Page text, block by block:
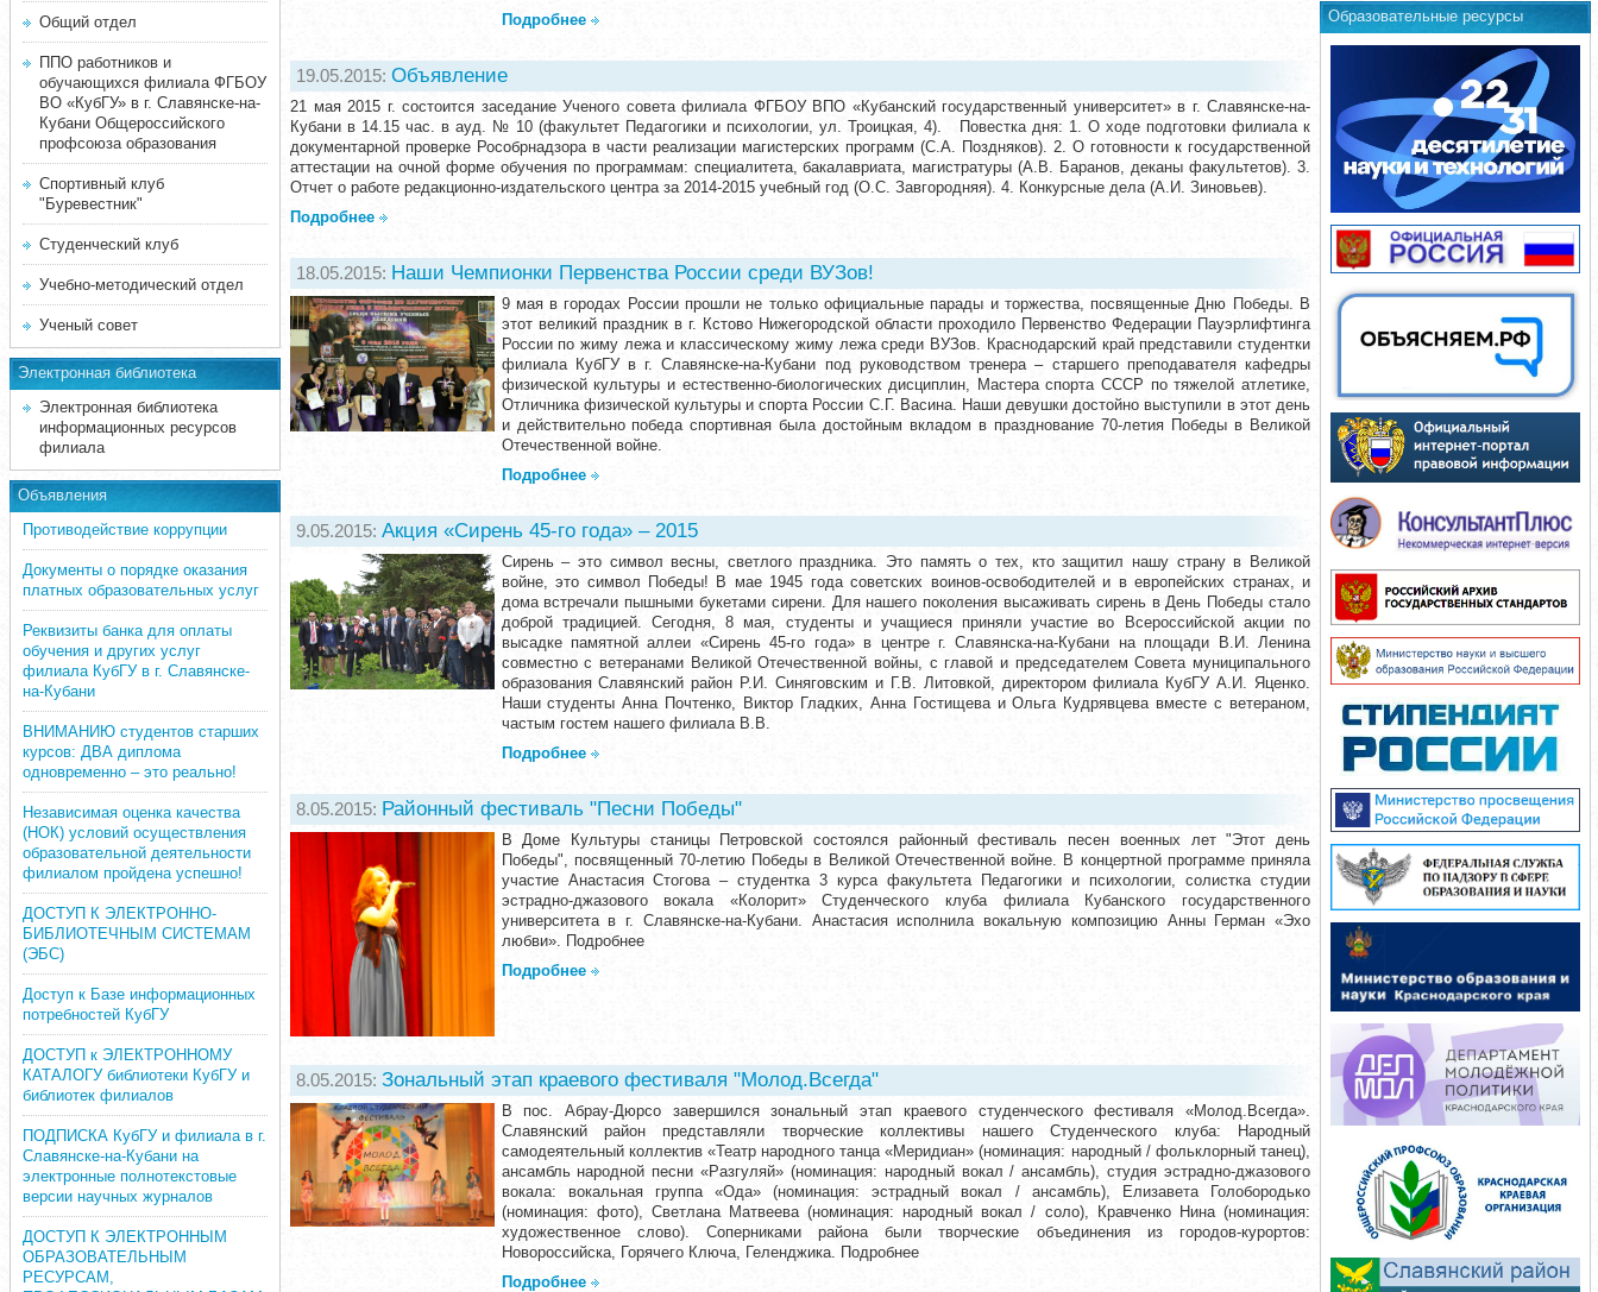
Общий отдел
ППО работников и
обучающихся филиала ФГБОУ
ВО «КубГУ» в г. Славянске-на-
Кубани Общероссийского
профсоюза образования
Спортивный клуб
"Буревестник"
Студенческий клуб
Учебно-методический отдел
Ученый совет
Электронная библиотека
Электронная библиотека
информационных ресурсов
филиала
Объявления
Противодействие коррупции
Документы о порядке оказания
платных образовательных услуг
Реквизиты банка для оплаты
обучения и других услуг
филиала КубГУ в г. Славянске-
на-Кубани
ВНИМАНИЮ студентов старших
курсов: ДВА диплома
одновременно – это реально!
Независимая оценка качества
(НОК) условий осуществления
образовательной деятельности
филиалом пройдена успешно!
ДОСТУП К ЭЛЕКТРОННО-
БИБЛИОТЕЧНЫМ СИСТЕМАМ
(ЭБС)
Доступ к Базе информационных
потребностей КубГУ
ДОСТУП к ЭЛЕКТРОННОМУ
КАТАЛОГУ библиотеки КубГУ и
библиотек филиалов
ПОДПИСКА КубГУ и филиала в г.
Славянске-на-Кубани на
электронные полнотекстовые
версии научных журналов
ДОСТУП К ЭЛЕКТРОННЫМ
ОБРАЗОВАТЕЛЬНЫМ
РЕСУРСАМ,
Подробнее
19.05.2015: Объявление
21 мая 2015 г. состоится заседание Ученого совета филиала ФГБОУ ВПО «Кубанский государственный университет» в г. Славянске-на-
Кубани в 14.15 час. в ауд. № 10 (факультет Педагогики и психологии, ул. Троицкая, 4). Повестка дня: 1. О ходе подготовки филиала к
документарной проверке Рособрнадзора в части реализации магистерских программ (С.А. Поздняков). 2. О готовности к государственной
аттестации на очной форме обучения по программам: специалитета, бакалавриата, магистратуры (А.В. Баранов, деканы факультетов). 3.
Отчет о работе редакционно-издательского центра за 2014-2015 учебный год (О.С. Завгородняя). 4. Конкурсные дела (А.И. Зиновьев).
Подробнее
18.05.2015: Наши Чемпионки Первенства России среди ВУЗов!
9 мая в городах России прошли не только официальные парады и торжества, посвященные Дню Победы. В
этот великий праздник в г. Кстово Нижегородской области проходило Первенство Федерации Пауэрлифтинга
России по жиму лежа и классическому жиму лежа среди ВУЗов. Краснодарский край представили студентки
филиала КубГУ в г. Славянске-на-Кубани под руководством тренера – старшего преподавателя кафедры
физической культуры и естественно-биологических дисциплин, Мастера спорта СССР по тяжелой атлетике,
Отличника физической культуры и спорта России С.Г. Васина. Наши девушки достойно выступили в этот день
и действительно победа спортивная была достойным вкладом в празднование 70-летия Победы в Великой
Отечественной войне.
Подробнее
9.05.2015: Акция «Сирень 45-го года» – 2015
Сирень – это символ весны, светлого праздника. Это память о тех, кто защитил нашу страну в Великой
войне, это символ Победы! В мае 1945 года советских воинов-освободителей и в европейских странах, и
дома встречали пышными букетами сирени. Для нашего поколения высаживать сирень в День Победы стало
доброй традицией. Сегодня, 8 мая, студенты и учащиеся приняли участие во Всероссийской акции по
высадке памятной аллеи «Сирень 45-го года» в центре г. Славянска-на-Кубани на площади В.И. Ленина
совместно с ветеранами Великой Отечественной войны, с главой и председателем Совета муниципального
образования Славянский район Р.И. Синяговским и Г.В. Литовкой, директором филиала КубГУ А.И. Яценко.
Наши студенты Анна Почтенко, Виктор Гладких, Анна Гостищева и Ольга Кудрявцева вместе с ветераном,
частым гостем нашего филиала В.В.
Подробнее
8.05.2015: Районный фестиваль "Песни Победы"
В Доме Культуры станицы Петровской состоялся районный фестиваль песен военных лет "Этот день
Победы", посвященный 70-летию Победы в Великой Отечественной войне. В концертной программе приняла
участие Анастасия Стогова – студентка 3 курса факультета Педагогики и психологии, солистка студии
эстрадно-джазового вокала «Колорит» Студенческого клуба филиала Кубанского государственного
университета в г. Славянске-на-Кубани. Анастасия исполнила вокальную композицию Анны Герман «Эхо
любви». Подробнее
Подробнее
8.05.2015: Зональный этап краевого фестиваля "Молод.Всегда"
В пос. Абрау-Дюрсо завершился зональный этап краевого студенческого фестиваля «Молод.Всегда».
Славянский район представляли творческие коллективы нашего Студенческого клуба: Народный
самодеятельный коллектив «Театр народного танца «Меридиан» (номинация: народный / фольклорный танец),
ансамбль народной песни «Разгуляй» (номинация: народный вокал / ансамбль), студия эстрадно-джазового
вокала: вокальная группа «Ода» (номинация: эстрадный вокал / ансамбль), Елизавета Голобородько
(номинация: фото), Светлана Матвеева (номинация: народный вокал / соло), Кравченко Нина (номинация:
художественное слово). Соперниками района были творческие объединения из городов-курортов:
Новороссийска, Горячего Ключа, Геленджика. Подробнее
Подробнее
Образовательные ресурсы